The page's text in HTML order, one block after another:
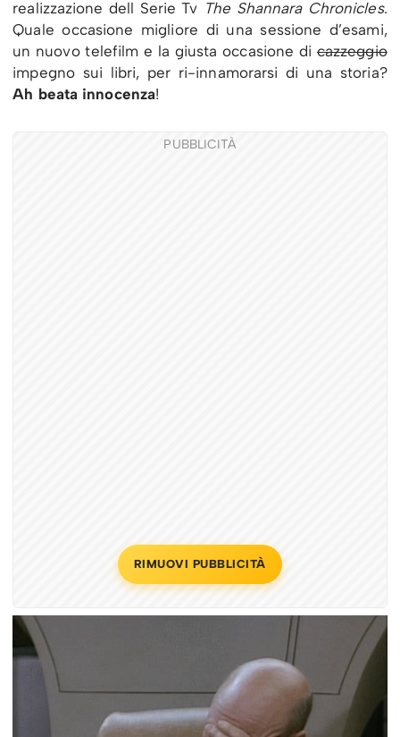
realizzazione dell Serie Tv The Shannara Chronicles.
Quale occasione migliore di una sessione d’esami,
un nuovo telefilm e la giusta occasione dicazzeggio
impegno sui libri, per ri-innamorarsi di una storia?
Ah beata innocenza!
PUBBLICITÀ
RIMUOVI PUBBLICITÀ